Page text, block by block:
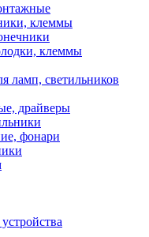
клеммы
клеммы
ламп, светильников
драйверы
фонари